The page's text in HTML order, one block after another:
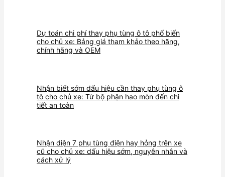
Dự toán chi phí thay phụ tùng ô tô phổ biến
cho chủ xe: Bảng giá tham khảo theo hãng,
chính hãng và OEM
Nhận biết sớm dấu hiệu cần thay phụ tùng ô
tô cho chủ xe: Từ bộ phận hao mòn đến chi
tiết an toàn
Nhận diện 7 phụ tùng điện hay hỏng trên xe
cũ cho chủ xe: dấu hiệu sớm, nguyên nhân và
cách xử lý